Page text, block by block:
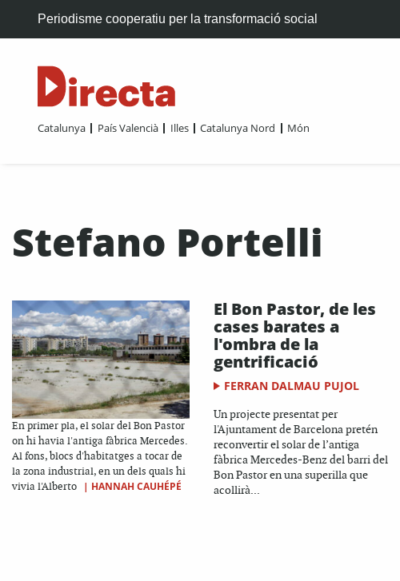
Periodisme cooperatiu per la transformació social
Catalunya País Valencià Illes Catalunya Nord Món
Stefano Portelli
En primer pla, el solar del Bon Pastor
on hi havia l'antiga fàbrica Mercedes.
Al fons, blocs d'habitatges a tocar de
la zona industrial, en un dels quals hi
vivia l'Alberto
| HANNAH CAUHÉPÉ
El Bon Pastor, de les
cases barates a
l'ombra de la
gentrificació
FERRAN DALMAU PUJOL
Un projecte presentat per
l'Ajuntament de Barcelona pretén
reconvertir el solar de l’antiga
fàbrica Mercedes-Benz del barri del
Bon Pastor en una superilla que
acollirà...